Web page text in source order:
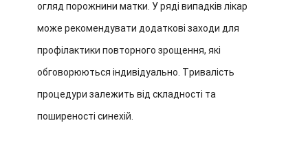
огляд порожнини матки. У ряді випадків лікар
може рекомендувати додаткові заходи для
профілактики повторного зрощення, які
обговорюються індивідуально. Тривалість
процедури залежить від складності та
поширеності синехій.